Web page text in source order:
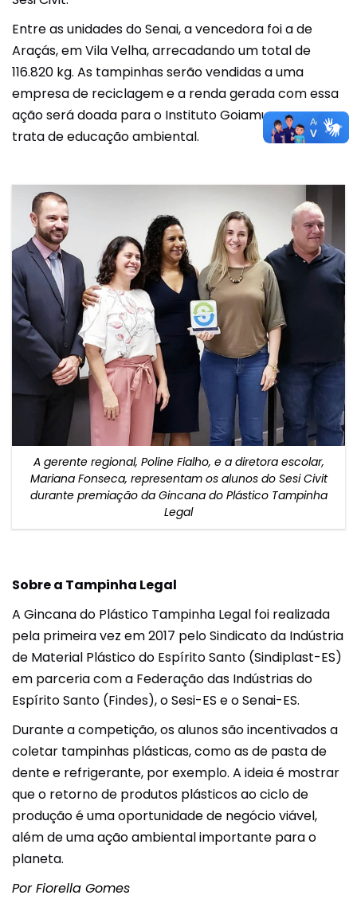
Entre as unidades do Senai, a vencedora foi a de
Araçás, em Vila Velha, arrecadando um total de
116.820 kg. As tampinhas serão vendidas a uma
empresa de reciclagem e a renda gerada com essa
ação será doada para o Instituto Goiamum, que
trata de educação ambiental.
A gerente regional, Poline Fialho, e a diretora escolar,
Mariana Fonseca, representam os alunos do Sesi Civit
durante premiação da Gincana do Plástico Tampinha
Legal
Sobre a Tampinha Legal
A Gincana do Plástico Tampinha Legal foi realizada
pela primeira vez em 2017 pelo Sindicato da Indústria
de Material Plástico do Espírito Santo (Sindiplast-ES)
em parceria com a Federação das Indústrias do
Espírito Santo (Findes), o Sesi-ES e o Senai-ES.
Durante a competição, os alunos são incentivados a
coletar tampinhas plásticas, como as de pasta de
dente e refrigerante, por exemplo. A ideia é mostrar
que o retorno de produtos plásticos ao ciclo de
produção é uma oportunidade de negócio viável,
além de uma ação ambiental importante para o
planeta.
Por Fiorella Gomes